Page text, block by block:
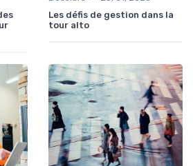
Les défis de gestion dans la
tour alto